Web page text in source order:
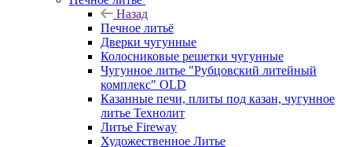
Назад
Печное литьё
Дверки чугунные
Колосниковые решетки чугунные
Чугунное литье "Рубцовский литейный
комплекс" OLD
Казанные печи, плиты под казан, чугунное
литье Технолит
Литье Fireway
Художественное Литье